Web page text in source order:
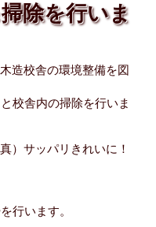
除を行いま
造校舎の環境整備を図
校舎内の掃除を行いま
）サッパリきれいに！
行います。